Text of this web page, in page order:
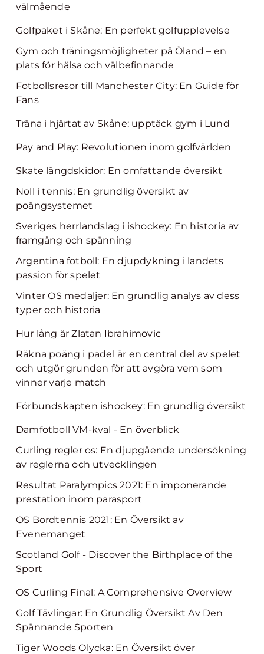
välmående
Golfpaket i Skåne: En perfekt golfupplevelse
Gym och träningsmöjligheter på Öland – en
plats för hälsa och välbefinnande
Fotbollsresor till Manchester City: En Guide för
Fans
Träna i hjärtat av Skåne: upptäck gym i Lund
Pay and Play: Revolutionen inom golfvärlden
Skate längdskidor: En omfattande översikt
Noll i tennis: En grundlig översikt av
poängsystemet
Sveriges herrlandslag i ishockey: En historia av
framgång och spänning
Argentina fotboll: En djupdykning i landets
passion för spelet
Vinter OS medaljer: En grundlig analys av dess
typer och historia
Hur lång är Zlatan Ibrahimovic
Räkna poäng i padel är en central del av spelet
och utgör grunden för att avgöra vem som
vinner varje match
Förbundskapten ishockey: En grundlig översikt
Damfotboll VM-kval - En överblick
Curling regler os: En djupgående undersökning
av reglerna och utvecklingen
Resultat Paralympics 2021: En imponerande
prestation inom parasport
OS Bordtennis 2021: En Översikt av
Evenemanget
Scotland Golf - Discover the Birthplace of the
Sport
OS Curling Final: A Comprehensive Overview
Golf Tävlingar: En Grundlig Översikt Av Den
Spännande Sporten
Tiger Woods Olycka: En Översikt över